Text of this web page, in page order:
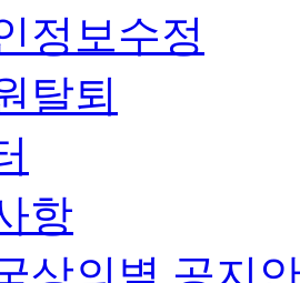
정보수정
탈퇴
항